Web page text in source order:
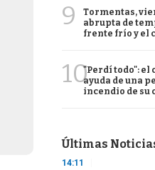
9
Tormentas,
abrupta de
frente frío y el
10"Perdí todo": el
ayuda de una
incendio de su
Últimas
14:11